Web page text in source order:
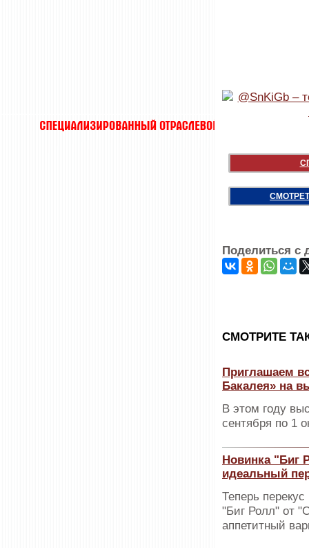
Поделиться с
CМОТРИТЕ
Приглашаем
Бакалея» на
В этом году
сентября по 1
Новинка "Биг
идеальный
Теперь
"Биг Ролл" от
аппетитный